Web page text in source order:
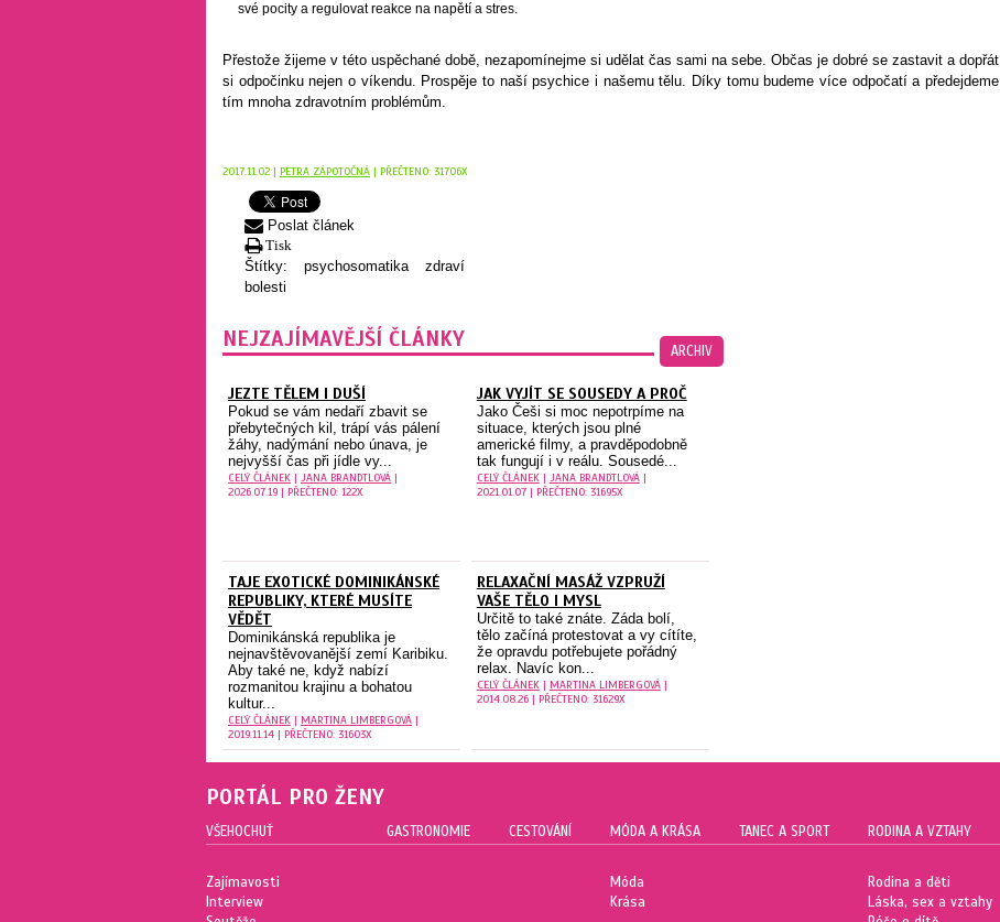
své pocity a regulovat reakce na napětí a stres.
Přestože žijeme v této uspěchané době, nezapomínejme si udělat čas sami na sebe. Občas je dobré se zastavit a dopřát
si odpočinku nejen o víkendu. Prospěje to naší psychice i našemu tělu. Díky tomu budeme více odpočatí a předejdeme
tím mnoha zdravotním problémům.
2017.11.02 | PETRA ZÁPOTOČNÁ | PŘEČTENO: 31706X
Poslat článek
Tisk
Štítky: psychosomatika zdraví
bolesti
ARCHIV
NEJZAJÍMAVĚJŠÍ ČLÁNKY
JEZTE TĚLEM I DUŠÍ
Pokud se vám nedaří zbavit se
přebytečných kil, trápí vás pálení
žáhy, nadýmání nebo únava, je
nejvyšší čas při jídle vy...
CELÝ ČLÁNEK | JANA BRANDTLOVÁ |
2026.07.19 | PŘEČTENO: 122X
JAK VYJÍT SE SOUSEDY A PROČ
Jako Češi si moc nepotrpíme na
situace, kterých jsou plné
americké filmy, a pravděpodobně
tak fungují i v reálu. Sousedé...
CELÝ ČLÁNEK| JANA BRANDTLOVÁ|
2021.01.07 | PŘEČTENO: 31695X
TAJE EXOTICKÉ DOMINIKÁNSKÉ
REPUBLIKY, KTERÉ MUSÍTE
VĚDĚT
Dominikánská republika je
nejnavštěvovanější zemí Karibiku.
Aby také ne, když nabízí
rozmanitou krajinu a bohatou
kultur...
CELÝ ČLÁNEK | MARTINA LIMBERGOVÁ |
2019.11.14 | PŘEČTENO: 31603X
RELAXAČNÍ MASÁŽ VZPRUŽÍ
VAŠE TĚLO I MYSL
Určitě to také znáte. Záda bolí,
tělo začíná protestovat a vy cítíte,
že opravdu potřebujete pořádný
relax. Navíc kon...
CELÝ ČLÁNEK| MARTINA LIMBERGOVÁ|
2014.08.26 | PŘEČTENO: 31629X
PORTÁL PRO ŽENY
VŠEHOCHUŤ
Zajímavosti
Interview
GASTRONOMIE CESTOVÁNÍ MÓDA A KRÁSA
Móda
Krása
TANEC A SPORT RODINA A VZTAHY
Rodina a děti
Láska, sex a vztahy